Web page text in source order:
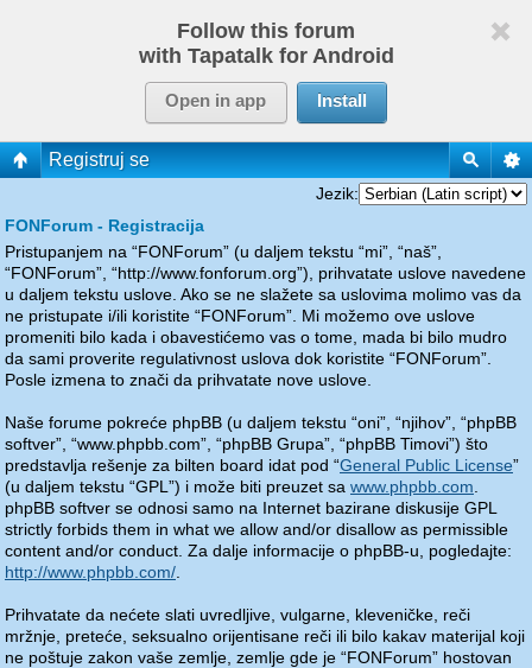
Follow this forum
with Tapatalk for Android
Open in app Install
Registruj se
Jezik:
FONForum - Registracija
Pristupanjem na “FONForum” (u daljem tekstu “mi”, “naš”,
“FONForum”, “http://www.fonforum.org”), prihvatate uslove navedene
u daljem tekstu uslove. Ako se ne slažete sa uslovima molimo vas da
ne pristupate i/ili koristite “FONForum”. Mi možemo ove uslove
promeniti bilo kada i obavestićemo vas o tome, mada bi bilo mudro
da sami proverite regulativnost uslova dok koristite “FONForum”.
Posle izmena to znači da prihvatate nove uslove.
Naše forume pokreće phpBB (u daljem tekstu “oni”, “njihov”, “phpBB
softver”, “www.phpbb.com”, “phpBB Grupa”, “phpBB Timovi”) što
predstavlja rešenje za bilten board idat pod “General Public License”
(u daljem tekstu “GPL”) i može biti preuzet sa www.phpbb.com
phpBB softver se odnosi samo na Internet bazirane diskusije GPL
strictly forbids them in what we allow and/or disallow as permissible
content and/or conduct. Za dalje informacije o phpBB-u, pogledajte:
http://www.phpbb.com/
Prihvatate da nećete slati uvredljive, vulgarne, kleveničke, reči
mržnje, preteće, seksualno orijentisane reči ili bilo kakav materijal koji
ne poštuje zakon vaše zemlje, zemlje gde je “FONForum” hostovan